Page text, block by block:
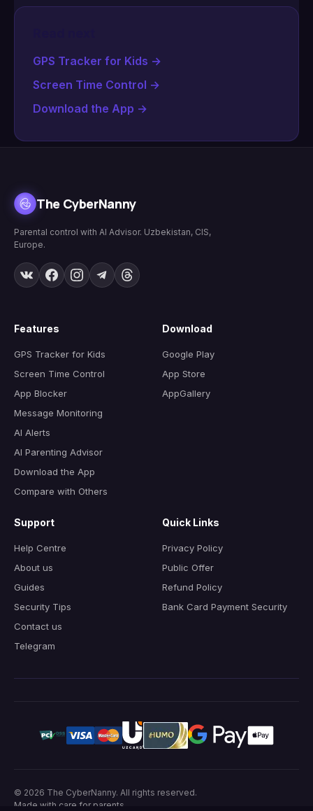
GPS Tracker for Kids →
Screen Time Control →
Download the App →
The CyberNanny
Parental control with AI Advisor. Uzbekistan, CIS,
Europe.
Features
GPS Tracker for Kids
Screen Time Control
App Blocker
Message Monitoring
AI Alerts
AI Parenting Advisor
Download the App
Compare with Others
Download
Google Play
App Store
AppGallery
Support
Help Centre
About us
Guides
Security Tips
Contact us
Telegram
Quick Links
Privacy Policy
Public Offer
Refund Policy
Bank Card Payment Security
© 2026 The CyberNanny. All rights reserved.
Made with care for parents